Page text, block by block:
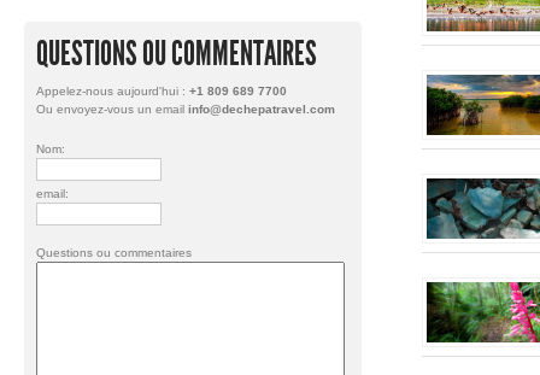
QUESTIONS OU COMMENTAIRES
Appelez-nous aujourd'hui : +1 809 689 7700
Ou envoyez-vous un email info@dechepatravel.com
Nom:
email:
Questions ou commentaires